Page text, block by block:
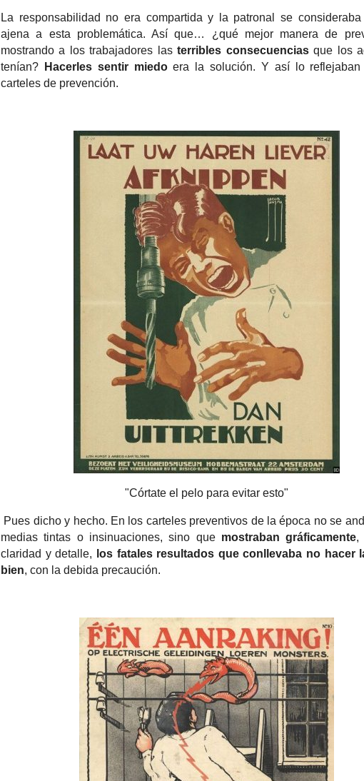
La responsabilidad no era compartida y la patronal se
ajena a esta problemática. Así que… ¿qué mejor manera de
mostrando a los trabajadores lasterribles consecuenciasque los
tenían?
Hacerles sentir miedoera la solución. Y así lo reflejaban
carteles de prevención.
"Córtate el pelo para evitar esto"
Pues dicho y hecho. En los carteles preventivos de la época no se
medias tintas o insinuaciones, sino que mostraban gráficamente,
claridad y detalle,
los fatales resultados que conllevaba no hacer
bien, con la debida precaución.